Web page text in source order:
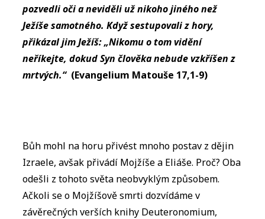
pozvedli oči a neviděli už nikoho jiného než
Ježíše samotného. Když sestupovali z hory,
přikázal jim Ježíš: „Nikomu o tom vidění
neříkejte, dokud Syn člověka nebude vzkříšen z
mrtvých.“ (Evangelium Matouše 17,1-9)
Bůh mohl na horu přivést mnoho postav z dějin
Izraele, avšak přivádí Mojžíše a Eliáše. Proč? Oba
odešli z tohoto světa neobvyklým způsobem.
Ačkoli se o Mojžíšově smrti dozvídáme v
závěrečných verších knihy Deuteronomium,